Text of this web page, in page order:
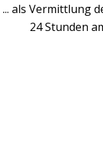
... als Vermittlung
24 Stunden